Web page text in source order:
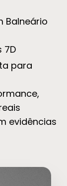
Balneário
7D
para
evidências